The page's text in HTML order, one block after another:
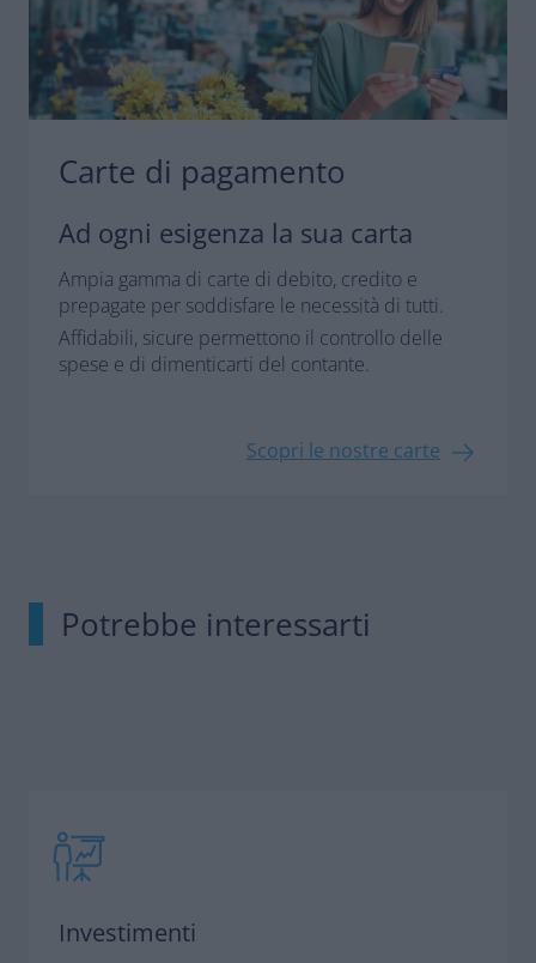
Carte di pagamento
Ad ogni esigenza la sua carta
Ampia gamma di carte di debito, credito e
prepagate per soddisfare le necessità di tutti.
Affidabili, sicure permettono il controllo delle
spese e di dimenticarti del contante.
Scopri le nostre carte
Potrebbe interessarti
Investimenti